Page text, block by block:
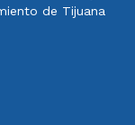
de Tijuana